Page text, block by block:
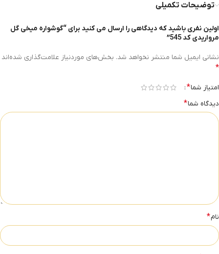
توضیحات تکمیلی
اولین نفری باشید که دیدگاهی را ارسال می کنید برای “گوشواره میخی گل
مرواریدی کد 545”
نشانی ایمیل شما منتشر نخواهد شد. بخش‌های موردنیاز علامت‌گذاری شده‌اند
*
امتیاز شما*
دیدگاه شما*
نام*